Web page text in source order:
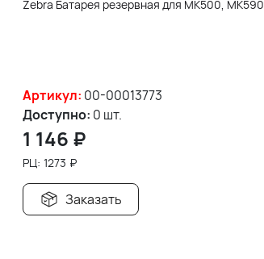
Zebra Батарея резервная для MK500, MK590
Артикул: 00-00013773
Доступно: 0 шт.
1 146 ₽
РЦ: 1273 ₽
Заказать